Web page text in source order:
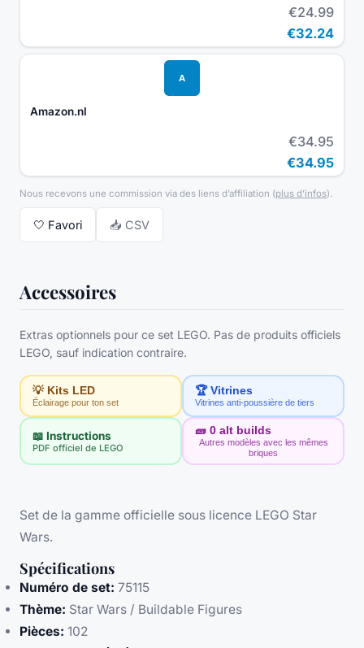
€24.99
€32.24
A
Amazon.nl
€34.95
€34.95
Nous recevons une commission via des liens d’affiliation (plus d’infos).
🤍 Favori 📥 CSV
Accessoires
Extras optionnels pour ce set LEGO. Pas de produits officiels
LEGO, sauf indication contraire.
💡 Kits LED
Éclairage pour ton set
🏆 Vitrines
Vitrines anti-poussière de tiers
📖 Instructions
PDF officiel de LEGO
🧱 0 alt builds
Autres modèles avec les mêmes
briques
Set de la gamme officielle sous licence LEGO Star
Wars.
Spécifications
Numéro de set: 75115
Thème: Star Wars / Buildable Figures
Pièces: 102